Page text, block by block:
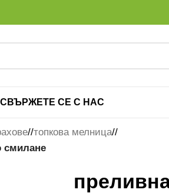
СВЪРЖЕТЕ СЕ С НАС
/ топкова мелница/
смилане